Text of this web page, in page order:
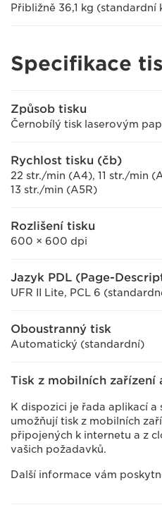
Přibližně 36,1 kg
Specifikace
Způsob tisku
Černobílý tisk laserovým
Rychlost tisku (čb)
22 str./min (A4), 11 str./min
13 str./min (A5R)
Rozlišení tisku
600 × 600 dpi
Jazyk PDL (Page-
UFR II Lite, PCL 6
Oboustranný tisk
Automatický (standardní)
Tisk z mobilních zařízení
K dispozici je řada aplikací
umožňují tisk z mobilních
připojených k internetu a z
vašich požadavků.
Další informace vám